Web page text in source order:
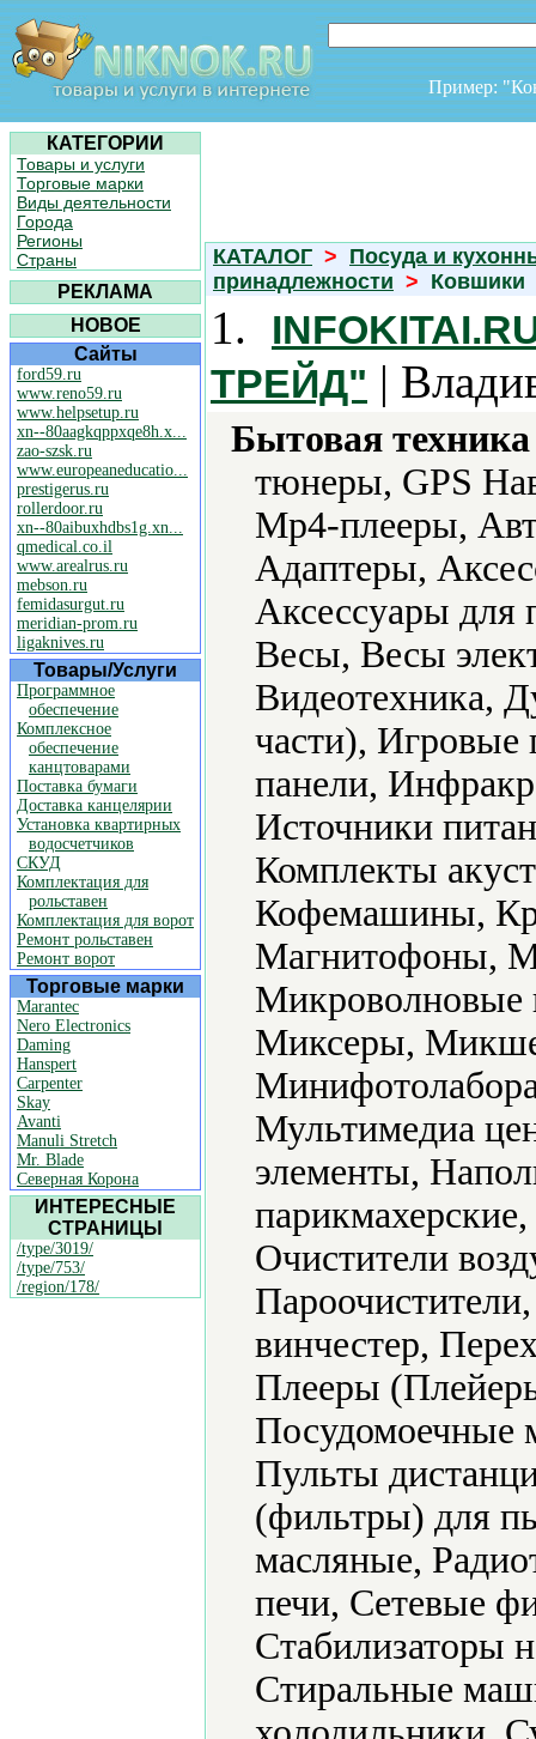
Пример:
КАТЕГОРИИ
Товары и услуги
Торговые марки
Виды деятельности
Города
Регионы
Страны
РЕКЛАМА
НОВОЕ
Сайты
ford59.ru
www.reno59.ru
www.helpsetup.ru
xn--80aagkqppxqe8h.x...
zao-szsk.ru
www.europeaneducatio...
prestigerus.ru
rollerdoor.ru
xn--80aibuxhdbs1g.xn...
qmedical.co.il
www.arealrus.ru
mebson.ru
femidasurgut.ru
meridian-prom.ru
ligaknives.ru
Товары/Услуги
Программное
обеспечение
Комплексное
обеспечение
канцтоварами
Поставка бумаги
Доставка канцелярии
Установка квартирных
водосчетчиков
СКУД
Комплектация для
рольставен
Комплектация для ворот
Ремонт рольставен
Ремонт ворот
Торговые марки
Marantec
Nero Electronics
Daming
Hanspert
Carpenter
Skay
Avanti
Manuli Stretch
Mr. Blade
Северная Корона
ИНТЕРЕСНЫЕ
СТРАНИЦЫ
/type/3019/
/type/753/
/region/178/
КАТАЛОГ > Посуда и
принадлежности > Ковшики
1.
ТРЕЙД" |
Бытовая
тюнеры, GPS
Mp4-плееры,
Адаптеры,
Аксессуары для
Весы, Весы
Видеотехника,
части), Игровые
панели,
Источники
Комплекты
Кофемашины,
Магнитофоны,
Миксеры,
Мультимедиа
элементы,
Очистители
винчестер,
Плееры
Посудомоечные
Пульты
(фильтры) для
масляные,
печи, Сетевые
Стабилизаторы
Стиральные